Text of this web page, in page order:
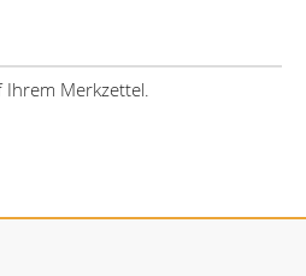
Ihrem Merkzettel.